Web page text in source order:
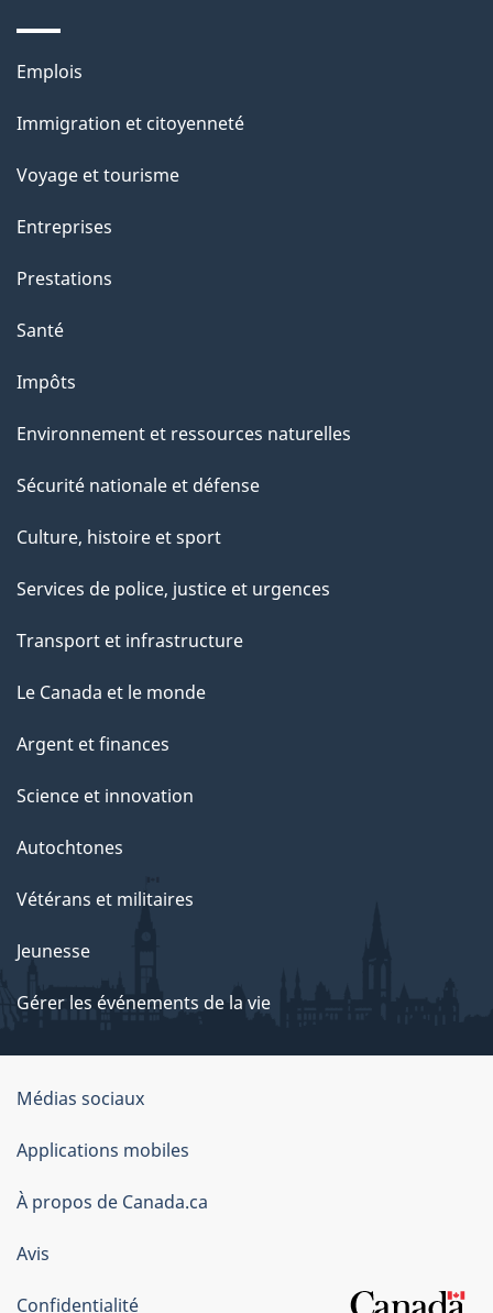
l
a
a
g
"
Thèmes
sujets
Emplois
Immigration et citoyenneté
Voyage et tourisme
Entreprises
Prestations
Santé
Impôts
Environnement et ressources naturelles
Sécurité nationale et défense
Culture, histoire et sport
Services de police, justice et urgences
Transport et infrastructure
Le Canada et le monde
Argent et finances
Science et innovation
Autochtones
Vétérans et militaires
Jeunesse
Gérer les événements de la vie
Organisation
du
gouvernement
du
Canada
Médias sociaux
Applications mobiles
À propos de Canada.ca
Avis
Confidentialité